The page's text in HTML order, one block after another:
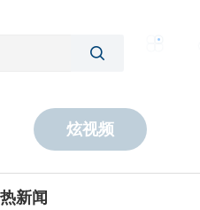
炫视频
新闻